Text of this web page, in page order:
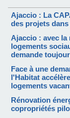
Ajaccio : La
des projets
Ajaccio : avec la
logements
demande
Face à une
l'Habitat
logements
Rénovation
copropriétés